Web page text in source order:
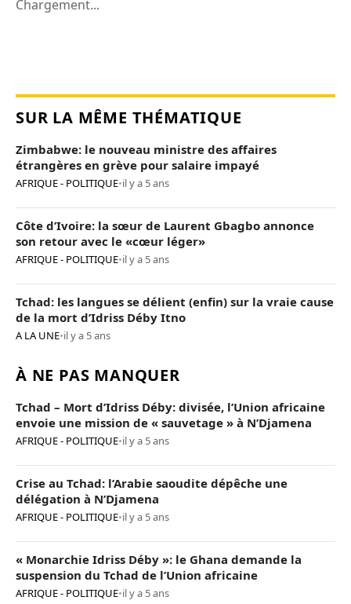
Chargement...
SUR LA MÊME THÉMATIQUE
Zimbabwe: le nouveau ministre des affaires
étrangères en grève pour salaire impayé
AFRIQUE - POLITIQUE•il y a 5 ans
Côte d’Ivoire: la sœur de Laurent Gbagbo annonce
son retour avec le «cœur léger»
AFRIQUE - POLITIQUE•il y a 5 ans
Tchad: les langues se délient (enfin) sur la vraie cause
de la mort d’Idriss Déby Itno
A LA UNE•il y a 5 ans
À NE PAS MANQUER
Tchad – Mort d’Idriss Déby: divisée, l’Union africaine
envoie une mission de « sauvetage » à N’Djamena
AFRIQUE - POLITIQUE•il y a 5 ans
Crise au Tchad: l’Arabie saoudite dépêche une
délégation à N’Djamena
AFRIQUE - POLITIQUE•il y a 5 ans
« Monarchie Idriss Déby »: le Ghana demande la
suspension du Tchad de l’Union africaine
AFRIQUE - POLITIQUE•il y a 5 ans